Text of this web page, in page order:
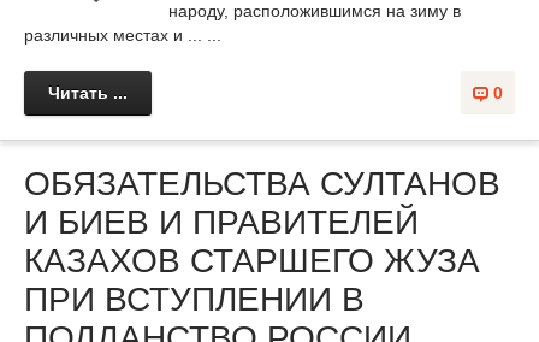
народу, расположившимся на зиму в
различных местах и ... ...
0
Читать ...
ОБЯЗАТЕЛЬСТВА СУЛТАНОВ
И БИЕВ И ПРАВИТЕЛЕЙ
КАЗАХОВ СТАРШЕГО ЖУЗА
ПРИ ВСТУПЛЕНИИ В